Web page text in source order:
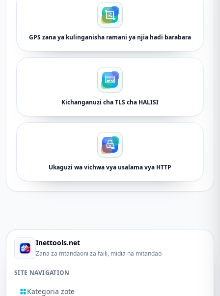
GPS zana ya kulinganisha ramani ya njia hadi barabara
Kichanganuzi cha TLS cha HALISI
Ukaguzi wa vichwa vya usalama vya HTTP
Inettools.net
Zana za mtandaoni za faili, midia na mitandao
SITE NAVIGATION
Kategoria zote